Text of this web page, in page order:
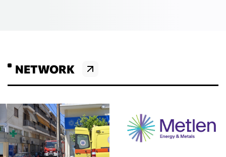
NETWORK